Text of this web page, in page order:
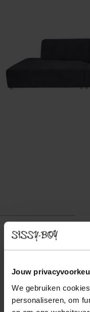
Jouw
We gebruiken
personaliseren, om
EARL VELVET 4-
RECHTS OTTO
GREY
2299.00
Modulaire 4-zits bank
longue links uit de Earl